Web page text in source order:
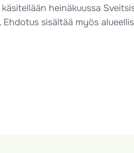
heinäkuussa
sisältää myös